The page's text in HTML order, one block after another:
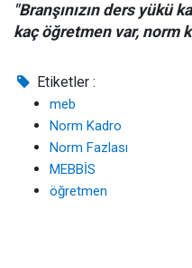
"Branşınızın ders yükü
kaç öğretmen var, norm
Etiketler :
meb
Norm Kadro
Norm Fazlası
MEBBİS
öğretmen